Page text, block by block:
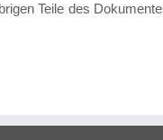
Teile des